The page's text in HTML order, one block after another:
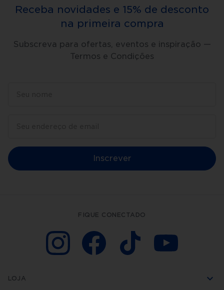
Receba novidades e 15% de desconto
na primeira compra
Subscreva para ofertas, eventos e inspiração —
Termos e Condições
Inscrever
FIQUE CONECTADO
LOJA